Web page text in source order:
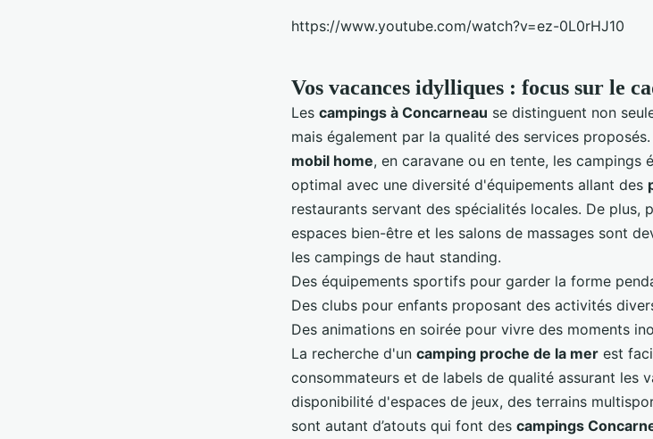
https://www.youtube.com/watch?v=ez-0L0rHJ10
Vos vacances idylliques : focus sur le
Les campings à Concarneau se distinguent non
mais également par la qualité des services
mobil home, en caravane ou en tente, les campings
optimal avec une diversité d'équipements allant des
restaurants servant des spécialités locales. De plus,
espaces bien-être et les salons de massages sont
les campings de haut standing.
Des équipements sportifs pour garder la forme
Des clubs pour enfants proposant des activités
Des animations en soirée pour vivre des moments
La recherche d'un camping proche de la mer est
consommateurs et de labels de qualité assurant les
disponibilité d'espaces de jeux, des terrains
sont autant d’atouts qui font des campings